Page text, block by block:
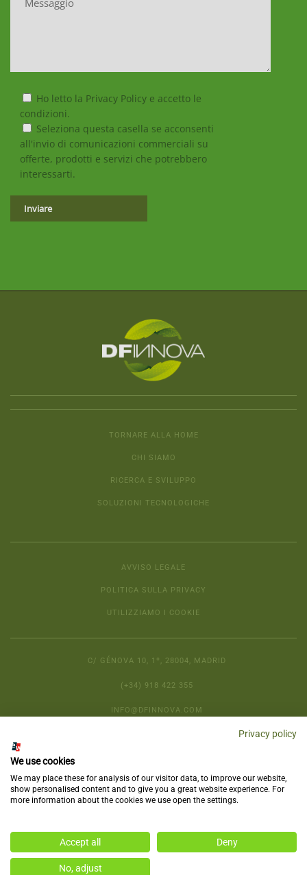
Ho letto la Privacy Policy e accetto le
condizioni.
Seleziona questa casella se acconsenti
all'invio di comunicazioni commerciali su
offerte, prodotti e servizi che potrebbero
interessarti.
TORNARE ALLA HOME
CHI SIAMO
RICERCA E SVILUPPO
SOLUZIONI TECNOLOGICHE
AVVISO LEGALE
POLITICA SULLA PRIVACY
UTILIZZIAMO I COOKIE
C/ GÉNOVA 10, 1º, 28004, MADRID
(+34) 918 422 355
INFO@DFINNOVA.COM
Privacy policy
We use cookies
We may place these for analysis of our visitor data, to improve our website,
show personalised content and to give you a great website experience. For
more information about the cookies we use open the settings.
Accept all Deny
No, adjust